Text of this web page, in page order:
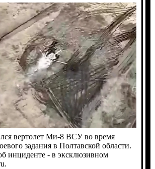
вертолет Ми-8 ВСУ во время
задания в Полтавской области.
инциденте - в эксклюзивном